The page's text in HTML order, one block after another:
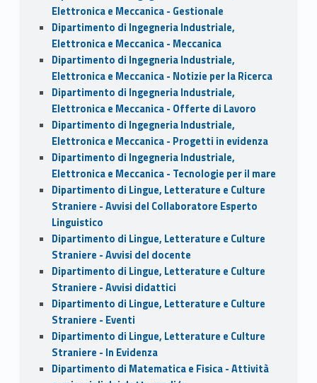
Elettronica e Meccanica - Gestionale
Dipartimento di Ingegneria Industriale,
Elettronica e Meccanica - Meccanica
Dipartimento di Ingegneria Industriale,
Elettronica e Meccanica - Notizie per la Ricerca
Dipartimento di Ingegneria Industriale,
Elettronica e Meccanica - Offerte di Lavoro
Dipartimento di Ingegneria Industriale,
Elettronica e Meccanica - Progetti in evidenza
Dipartimento di Ingegneria Industriale,
Elettronica e Meccanica - Tecnologie per il mare
Dipartimento di Lingue, Letterature e Culture
Straniere - Avvisi del Collaboratore Esperto
Linguistico
Dipartimento di Lingue, Letterature e Culture
Straniere - Avvisi del docente
Dipartimento di Lingue, Letterature e Culture
Straniere - Avvisi didattici
Dipartimento di Lingue, Letterature e Culture
Straniere - Eventi
Dipartimento di Lingue, Letterature e Culture
Straniere - In Evidenza
Dipartimento di Matematica e Fisica - Attività